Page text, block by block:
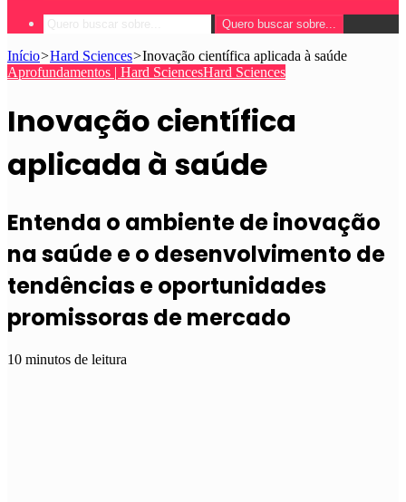
Quero buscar sobre...
Início>Hard Sciences>Inovação científica aplicada à saúde
Aprofundamentos | Hard SciencesHard Sciences
Inovação científica
aplicada à saúde
Entenda o ambiente de inovação
na saúde e o desenvolvimento de
tendências e oportunidades
promissoras de mercado
10 minutos de leitura